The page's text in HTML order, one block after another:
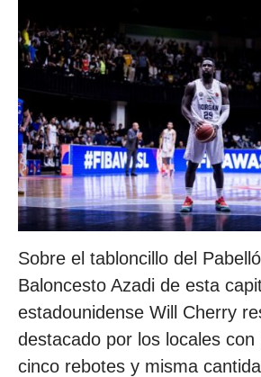
Sobre el tabloncillo del
Baloncesto Azadi de esta
estadounidense Will Cherry
destacado por los locales con
cinco rebotes y misma